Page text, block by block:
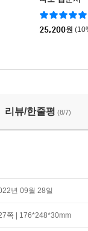
25,200원
리뷰/한줄평 (8/7)
년 09월 28일
쪽 | 176*248*30mm